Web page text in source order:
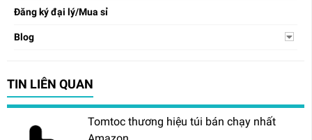
Đăng ký đại lý/Mua sỉ
Blog
TIN LIÊN QUAN
Tomtoc thương hiệu túi bán chạy nhất